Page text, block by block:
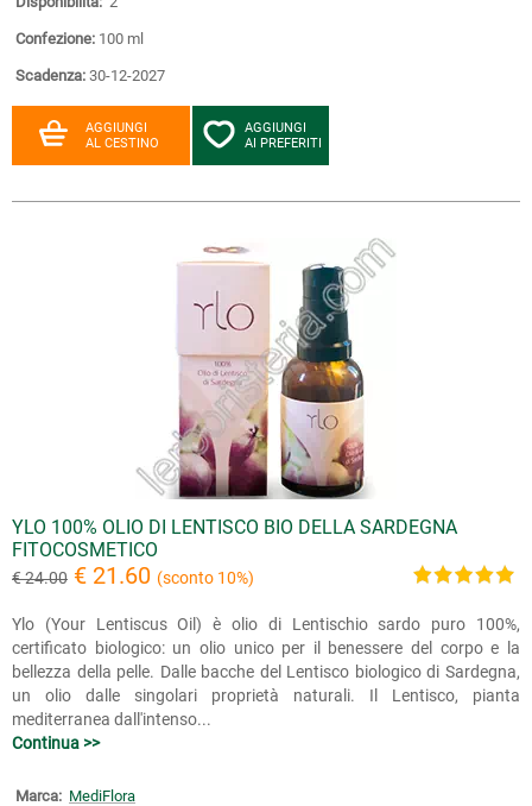
Confezione: 100 ml
Scadenza: 30-12-2027
AGGIUNGI
AL CESTINO
AGGIUNGI
AI PREFERITI
YLO 100% OLIO DI LENTISCO BIO DELLA SARDEGNA
FITOCOSMETICO
€ 24.00 € 21.60 (sconto 10%)
Ylo (Your Lentiscus Oil) è olio di Lentischio sardo puro 100%,
certificato biologico: un olio unico per il benessere del corpo e la
bellezza della pelle. Dalle bacche del Lentisco biologico di Sardegna,
un olio dalle singolari proprietà naturali. Il Lentisco, pianta
mediterranea dall'intenso...
Continua >>
Marca: MediFlora